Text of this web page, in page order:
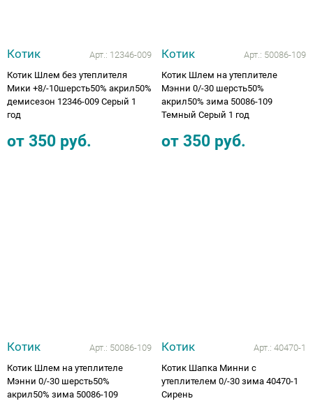
Котик Арт.: 12346-009
Котик Шлем без утеплителя
Мики +8/-10шерсть50% акрил50%
демисезон 12346-009 Серый 1
год
от 350 руб.
Котик Арт.: 50086-109
Котик Шлем на утеплителе
Мэнни 0/-30 шерсть50%
акрил50% зима 50086-109
Темный Серый 1 год
от 350 руб.
Котик Арт.: 50086-109
Котик Шлем на утеплителе
Мэнни 0/-30 шерсть50%
акрил50% зима 50086-109
Котик Арт.: 40470-1
Котик Шапка Минни с
утеплителем 0/-30 зима 40470-1
Сирень